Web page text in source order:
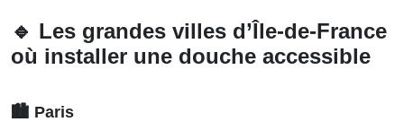
🔹 Les grandes villes d’Île-de-France
où installer une douche accessible
🏙️ Paris